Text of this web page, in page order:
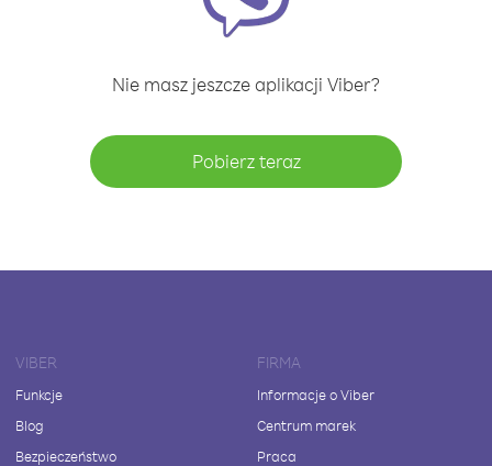
Nie masz jeszcze aplikacji Viber?
Pobierz teraz
VIBER
Funkcje
Blog
Bezpieczeństwo
FIRMA
Informacje o Viber
Centrum marek
Praca